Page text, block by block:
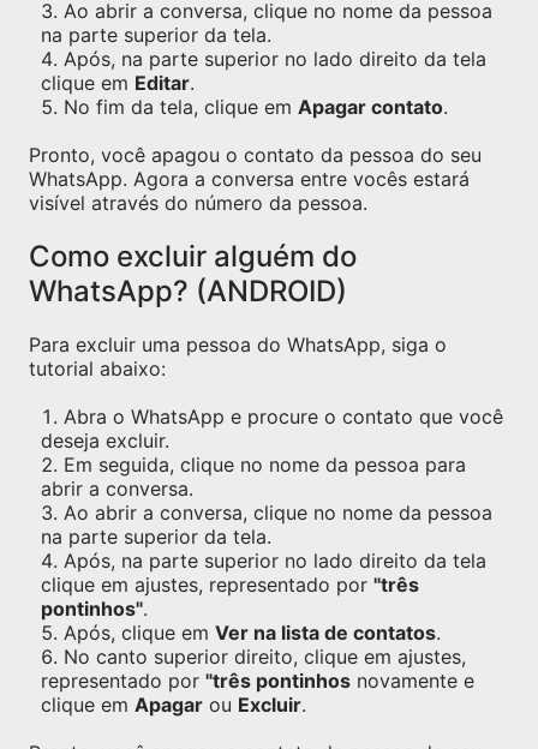
Ao abrir a conversa, clique no nome da pessoa
na parte superior da tela.
Após, na parte superior no lado direito da tela
clique em Editar.
No fim da tela, clique em Apagar contato.
Pronto, você apagou o contato da pessoa do seu
WhatsApp. Agora a conversa entre vocês estará
visível através do número da pessoa.
Como excluir alguém do
WhatsApp? (ANDROID)
Para excluir uma pessoa do WhatsApp, siga o
tutorial abaixo:
Abra o WhatsApp e procure o contato que você
deseja excluir.
Em seguida, clique no nome da pessoa para
abrir a conversa.
Ao abrir a conversa, clique no nome da pessoa
na parte superior da tela.
Após, na parte superior no lado direito da tela
clique em ajustes, representado por "três
pontinhos".
Após, clique em Ver na lista de contatos.
No canto superior direito, clique em ajustes,
representado por "três pontinhos novamente e
clique em Apagar ou Excluir.